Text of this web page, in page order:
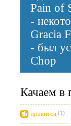
Pain of
-
Gracia
- был
Chop
Качаем в
нравится (1)